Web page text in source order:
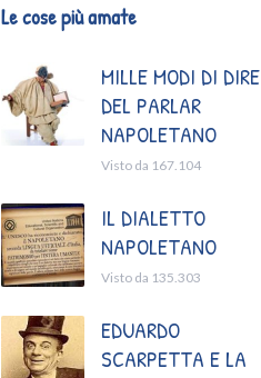
Le cose più amate
MILLE MODI DI DIRE
DEL PARLAR
NAPOLETANO
Visto da 167.104
IL DIALETTO
NAPOLETANO
Visto da 135.303
EDUARDO
SCARPETTA E LA